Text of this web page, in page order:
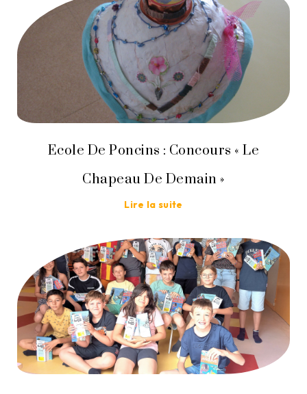
Ecole De Poncins : Concours « Le
Chapeau De Demain »
Lire la suite